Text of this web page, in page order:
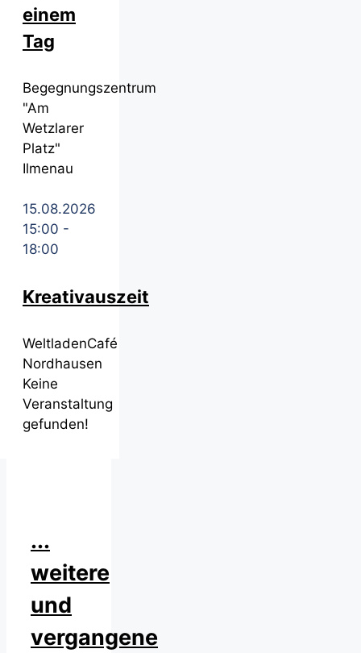
einem
Tag
Begegnungszentrum
"Am
Wetzlarer
Platz"
Ilmenau
15.08.2026
15:00 -
18:00
Kreativauszeit
WeltladenCafé
Nordhausen
Keine
Veranstaltung
gefunden!
...
weitere
und
vergangene